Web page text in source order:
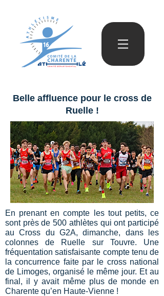
Belle affluence pour le cross de
Ruelle !
En prenant en compte les tout petits, ce
sont près de 500 athlètes qui ont participé
au Cross du G2A, dimanche, dans les
colonnes de Ruelle sur Touvre. Une
fréquentation satisfaisante compte tenu de
la concurrence faite par le cross national
de Limoges, organisé le même jour. Et au
final, il y avait même plus de monde en
Charente qu’en Haute-Vienne !